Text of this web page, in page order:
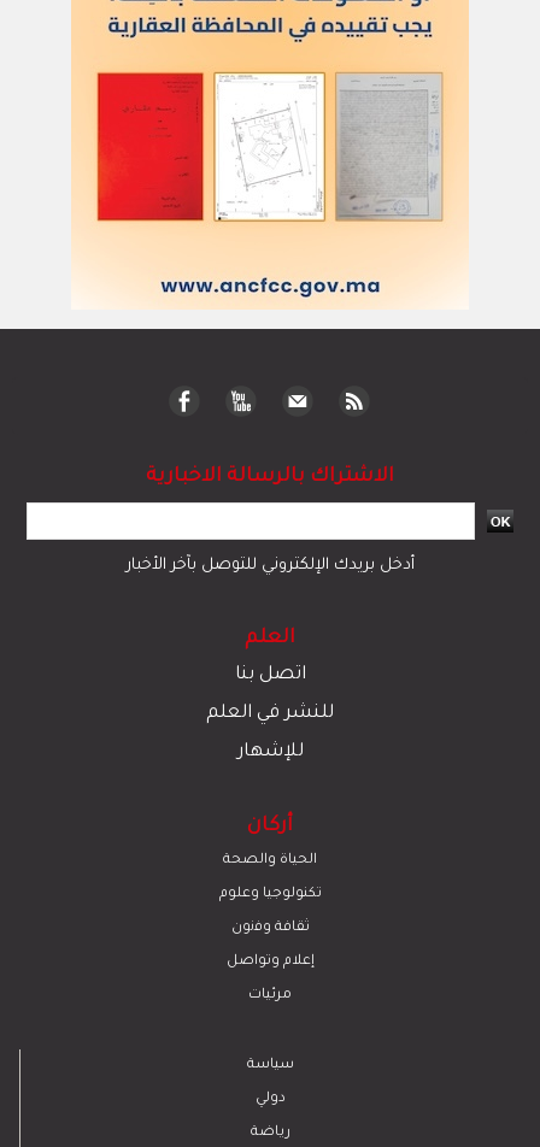
الاشتراك بالرسالة الاخبارية
أدخل بريدك الإلكتروني للتوصل بآخر الأخبار
العلم
اتصل بنا
للنشر في العلم
للإشهار
أركان
الحياة والصحة
تكنولوجيا وعلوم
ﺛﻘﺎﻓﺔ وﻓﻧون
إعلام وتواصل
مرئيات
سياسة
دولي
رياضة